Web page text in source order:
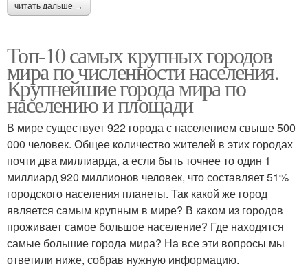
читать дальше →
Топ-10 самых крупных городов
мира по численности населения.
Крупнейшие города мира по
населению и площади
В мире существует 922 города с населением свыше 500
000 человек. Общее количество жителей в этих городах
почти два миллиарда, а если быть точнее то один 1
миллиард 920 миллионов человек, что составляет 51%
городского населения планеты. Так какой же город
является самым крупным в мире? В каком из городов
проживает самое большое население? Где находятся
самые большие города мира? На все эти вопросы мы
ответили ниже, собрав нужную информацию.